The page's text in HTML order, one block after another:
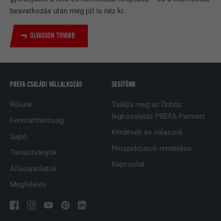
beavatkozás után még jól is néz ki.
OLVASSON TOVÁBB
PREFA CSALÁDI VÁLLALKOZÁS
Rólunk
Fenntarthatóság
Sajtó
Tanúsítványok
Állásajánlatok
Megfelelés
SEGÍTÜNK
Találja meg az Önhöz
legközelebbi PREFA-Partnert
Kérdések és válaszok
Prospektusok rendelése
Kapcsolat
SZOLGÁLTATÓ LinkedIn
FOLYAMAT
beágyazott szolgáltatások nyomon
NÉV
FOLYAMAT
CÉL
szolgáltatás használja, célja a
beágyazott szolgáltatások nyomon